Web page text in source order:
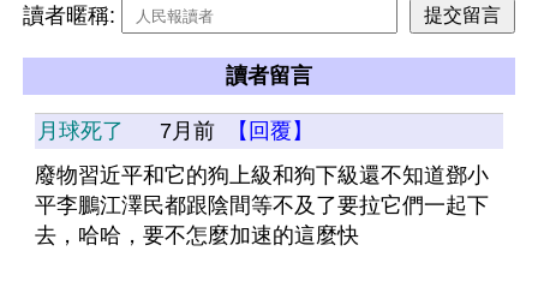
讀者暱稱:
讀者留言
月球死了 7月前
【回覆】
廢物習近平和它的狗上級和狗下級還不知道鄧小
平李鵬江澤民都跟陰間等不及了要拉它們一起下
去，哈哈，要不怎麼加速的這麼快